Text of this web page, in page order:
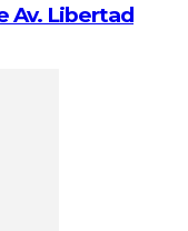
Av. Libertad